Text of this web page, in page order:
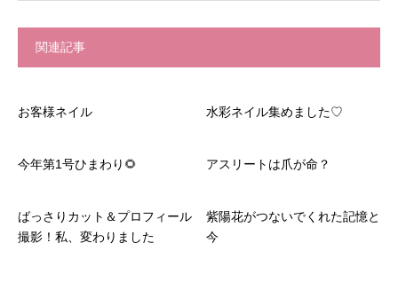
関連記事
お客様ネイル 水彩ネイル集めました♡
今年第1号ひまわり🌻 アスリートは爪が命？
ばっさりカット＆プロフィール
撮影！私、変わりました
紫陽花がつないでくれた記憶と
今